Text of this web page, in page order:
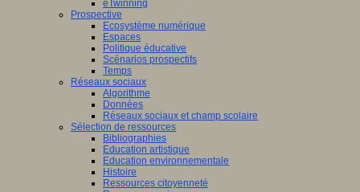
eTwinning
Prospective
Ecosystème numérique
Espaces
Politique éducative
Scénarios prospectifs
Temps
Réseaux sociaux
Algorithme
Données
Réseaux sociaux et champ scolaire
Sélection de ressources
Bibliographies
Education artistique
Education environnementale
Histoire
Ressources citoyenneté